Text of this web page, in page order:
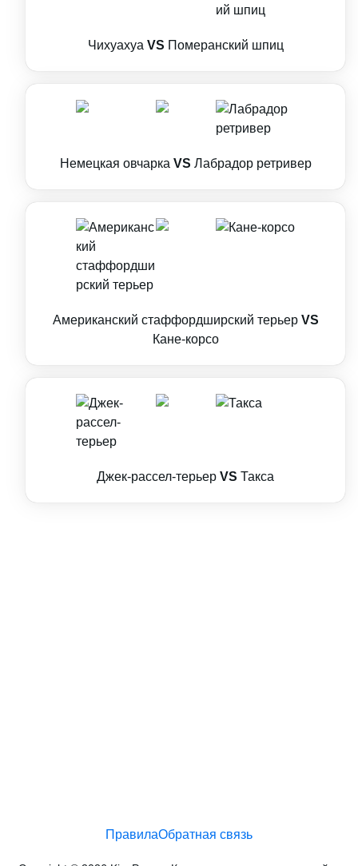
Чихуахуа VS Померанский шпиц
Немецкая овчарка VS Лабрадор ретривер
Американский стаффордширский терьер VS
Кане-корсо
Джек-рассел-терьер VS Такса
ПравилаОбратная связь